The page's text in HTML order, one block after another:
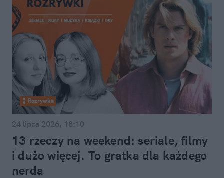
Rozrywka
24 lipca 2026, 18:10
13 rzeczy na weekend: seriale, filmy
i dużo więcej. To gratka dla każdego
nerda